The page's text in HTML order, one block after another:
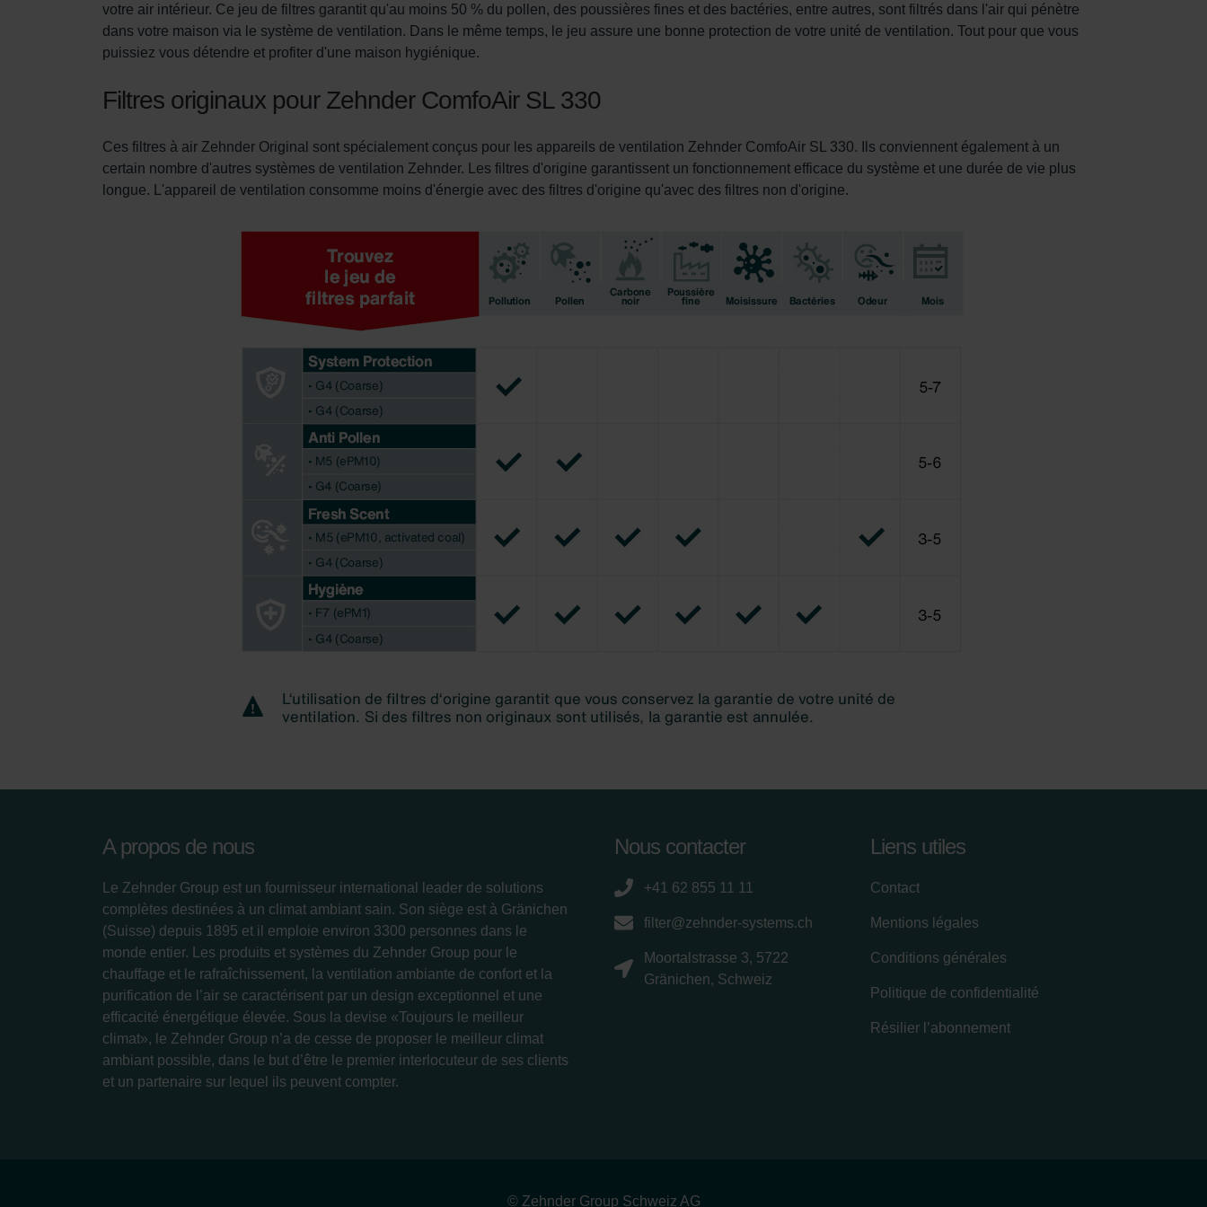
Datenschutzerklärung der Zehnder Group
Zehnder Group AG: Data Privacy
Zehnder Group Czech Republic s.r.o.: Zásady ochrany osobních údajů
Zehnder Group France: Protection des données
Zehnder Group Ibérica SAU: Política de privacidad
Zehnder Group Italia S.r.l.: Privacy
Zehnder Group İç Mekan İklimlendirme Sanayi ve Ticaret Limitet Şirketi: Web Sitesi Çerezleri
Zehnder Polska Sp. z o.o.: Oświadczenie o ochronie danych Zehnder
Zehnder Group UK Limited: Privacy Policy
votre air intérieur. Ce jeu de filtres garantit qu'au moins 50 % du pollen, des poussières fines et des bactéries, entre autres, sont filtrés dans l'air qui pénètre
dans votre maison via le système de ventilation. Dans le même temps, le jeu assure une bonne protection de votre unité de ventilation. Tout pour que vous
puissiez vous détendre et profiter d'une maison hygiénique.
Filtres originaux pour Zehnder ComfoAir SL 330
Ces filtres à air Zehnder Original sont spécialement conçus pour les appareils de ventilation Zehnder ComfoAir SL 330. Ils conviennent également à un
certain nombre d'autres systèmes de ventilation Zehnder. Les filtres d'origine garantissent un fonctionnement efficace du système et une durée de vie plus
longue. L'appareil de ventilation consomme moins d'énergie avec des filtres d'origine qu'avec des filtres non d'origine.
A propos de nous
Le Zehnder Group est un fournisseur international leader de solutions
complètes destinées à un climat ambiant sain. Son siège est à Gränichen
(Suisse) depuis 1895 et il emploie environ 3300 personnes dans le
monde entier. Les produits et systèmes du Zehnder Group pour le
chauffage et le rafraîchissement, la ventilation ambiante de confort et la
purification de l’air se caractérisent par un design exceptionnel et une
efficacité énergétique élevée. Sous la devise «Toujours le meilleur
climat», le Zehnder Group n’a de cesse de proposer le meilleur climat
ambiant possible, dans le but d’être le premier interlocuteur de ses clients
et un partenaire sur lequel ils peuvent compter.
Nous contacter
+41 62 855 11 11
filter@zehnder-systems.ch
Moortalstrasse 3, 5722
Gränichen, Schweiz
Liens utiles
Contact
Mentions légales
Conditions générales
Politique de confidentialité
Résilier l’abonnement
© Zehnder Group Schweiz AG